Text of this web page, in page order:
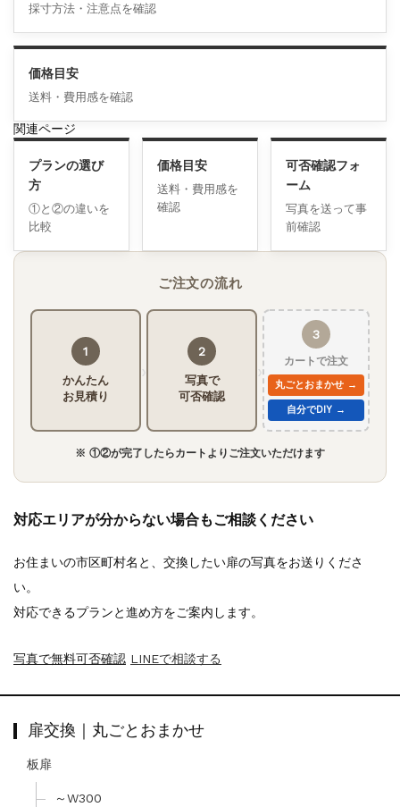
採寸方法・注意点を確認
価格目安
送料・費用感を確認
関連ページ
プランの選び
方
①と②の違いを
比較
価格目安
送料・費用感を
確認
可否確認フォ
ーム
写真を送って事
前確認
ご注文の流れ
1
かんたん
お見積り
›
2
写真で
可否確認
›
3
カートで注文
丸ごとおまかせ →
自分でDIY →
※ ①②が完了したらカートよりご注文いただけます
対応エリアが分からない場合もご相談ください
お住まいの市区町村名と、交換したい扉の写真をお送りくださ
い。
対応できるプランと進め方をご案内します。
写真で無料可否確認 LINEで相談する
扉交換｜丸ごとおまかせ
板扉
～W300